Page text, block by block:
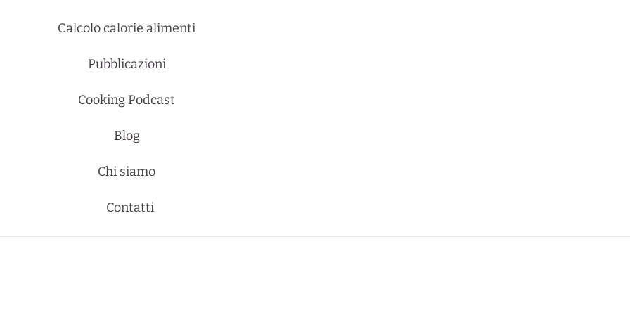
Calcolo calorie alimenti
Pubblicazioni
Cooking Podcast
Blog
Chi siamo
Contatti